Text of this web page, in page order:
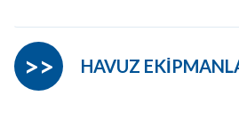
HAVUZ
>>